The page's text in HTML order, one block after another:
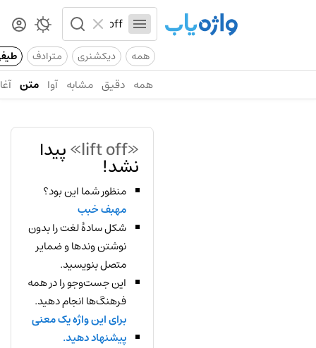
همه دیکشنری مترادف
همه دقیق مشابه آوا متن
«lift off» پیدا
نشد!
منظور شما این بود؟
مهبف خبب
شکل سادهٔ لغت را بدون
نوشتن وندها و ضمایر
متصل بنویسید.
این جست‌وجو را در همه
فرهنگ‌ها انجام دهید.
برای این واژه یک معنی
پیشنهاد دهید.